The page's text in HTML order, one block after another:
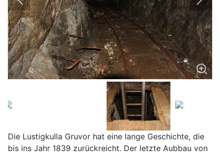
Die Lustigkulla Gruvor hat eine lange Geschichte, die
bis ins Jahr 1839 zurückreicht. Der letzte Aubbau von